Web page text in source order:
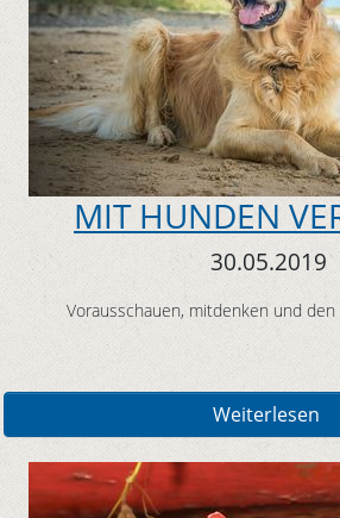
MIT HUNDEN
30.05.2019
Vorausschauen, mitdenken und
Weiterlesen